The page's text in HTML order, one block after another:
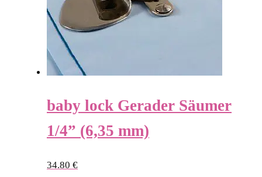
baby lock Gerader Säumer
1/4” (6,35 mm)
34.80 €